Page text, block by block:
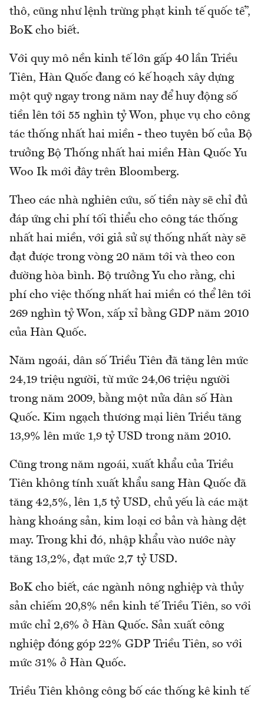
thô, cũng như lệnh trừng phạt kinh tế quốc tế”,
BoK cho biết.
Với quy mô nền kinh tế lớn gấp 40 lần Triều
Tiên, Hàn Quốc đang có kế hoạch xây dựng
một quỹ ngay trong năm nay để huy động số
tiền lên tới 55 nghìn tỷ Won, phục vụ cho công
tác thống nhất hai miền - theo tuyên bố của Bộ
trưởng Bộ Thống nhất hai miền Hàn Quốc Yu
Woo Ik mới đây trên Bloomberg.
Theo các nhà nghiên cứu, số tiền này sẽ chỉ đủ
đáp ứng chi phí tối thiểu cho công tác thống
nhất hai miền, với giả sử sự thống nhất này sẽ
đạt được trong vòng 20 năm tới và theo con
đường hòa bình. Bộ trưởng Yu cho rằng, chi
phí cho việc thống nhất hai miền có thể lên tới
269 nghìn tỷ Won, xấp xỉ bằng GDP năm 2010
của Hàn Quốc.
Năm ngoái, dân số Triều Tiên đã tăng lên mức
24,19 triệu người, từ mức 24,06 triệu người
trong năm 2009, bằng một nửa dân số Hàn
Quốc. Kim ngạch thương mại liên Triều tăng
13,9% lên mức 1,9 tỷ USD trong năm 2010.
Cũng trong năm ngoái, xuất khẩu của Triều
Tiên không tính xuất khẩu sang Hàn Quốc đã
tăng 42,5%, lên 1,5 tỷ USD, chủ yếu là các mặt
hàng khoáng sản, kim loại cơ bản và hàng dệt
may. Trong khi đó, nhập khẩu vào nước này
tăng 13,2%, đạt mức 2,7 tỷ USD.
BoK cho biết, các ngành nông nghiệp và thủy
sản chiếm 20,8% nền kinh tế Triều Tiên, so với
mức chỉ 2,6% ở Hàn Quốc. Sản xuất công
nghiệp đóng góp 22% GDP Triều Tiên, so với
mức 31% ở Hàn Quốc.
Triều Tiên không công bố các thống kê kinh tế